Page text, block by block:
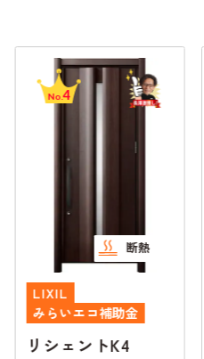
No.4
断熱
LIXIL
みらいエコ補助金
リシェントK4